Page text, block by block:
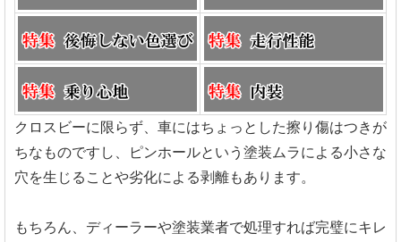
クロスビーに限らず、車にはちょっとした擦り傷はつきが
ちなものですし、ピンホールという塗装ムラによる小さな
穴を生じることや劣化による剥離もあります。
もちろん、ディーラーや塗装業者で処理すれば完璧にキレ